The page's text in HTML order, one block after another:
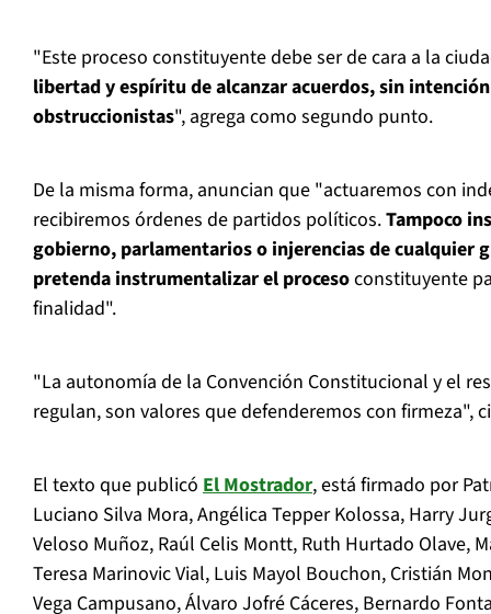
"Este proceso constituyente debe ser de cara a la
libertad y espíritu de alcanzar acuerdos, sin
obstruccionistas", agrega como segundo punto.
De la misma forma, anuncian que "actuaremos con
recibiremos órdenes de partidos políticos.Tampoco
gobierno, parlamentarios o injerencias de cualquier
pretenda instrumentalizar el procesoconstituyente
finalidad".
"La autonomía de la Convención Constitucional y el
regulan, son valores que defenderemos con firmeza",
El texto que publicó El Mostrador, está firmado por
Luciano Silva Mora, Angélica Tepper Kolossa, Harry
Veloso Muñoz, Raúl Celis Montt, Ruth Hurtado Olave,
Teresa Marinovic Vial, Luis Mayol Bouchon, Cristián
Vega Campusano, Álvaro Jofré Cáceres, Bernardo